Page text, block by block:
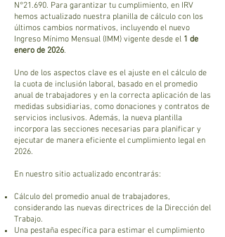
N°21.690. Para garantizar tu cumplimiento, en IRV
hemos actualizado nuestra planilla de cálculo con los
últimos cambios normativos, incluyendo el nuevo
Ingreso Mínimo Mensual (IMM) vigente desde el 1 de
enero de 2026.
Uno de los aspectos clave es el ajuste en el cálculo de
la cuota de inclusión laboral, basado en el promedio
anual de trabajadores y en la correcta aplicación de las
medidas subsidiarias, como donaciones y contratos de
servicios inclusivos. Además, la nueva plantilla
incorpora las secciones necesarias para planificar y
ejecutar de manera eficiente el cumplimiento legal en
2026.
En nuestro sitio actualizado encontrarás:
Cálculo del promedio anual de trabajadores,
considerando las nuevas directrices de la Dirección del
Trabajo.
Una pestaña específica para estimar el cumplimiento